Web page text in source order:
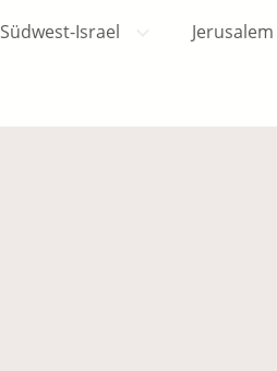
Südwest-Israel Jerusalem